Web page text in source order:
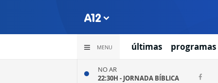
MENU últimas programas
NO AR
22:30H - JORNADA BÍBLICA